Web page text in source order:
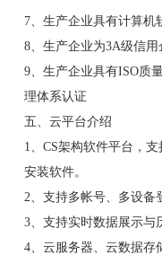
7、生产企业具有计算机
8、生产企业为3A级信用
9、生产企业具有ISO质
理体系认证
五、云平台介绍
1、CS架构软件平台，
安装软件。
2、支持多帐号、多设备
3、支持实时数据展示与
4、云服务器、云数据存